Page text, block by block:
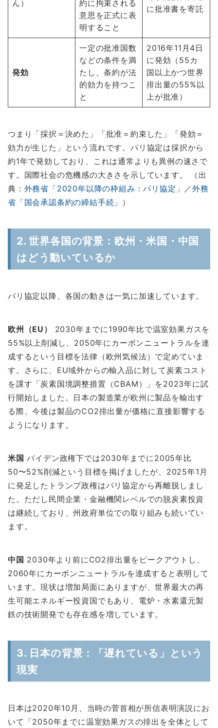
ん）
約に拘束される
意思を正式に表
明すること
に批准書を寄託
発効
一定の批准国数
などの条件を満
たし、条約が法
的効力を持つこ
と
2016年11月4日
に発効（55カ
国以上かつ世界
排出量の55%以
上が批准）
つまり「採択＝決めた」「批准＝約束した」「発効＝
効力が生じた」という流れです。パリ協定は採択から
約1年で発効しており、これは通常よりも異例の速さで
す。国際社会の危機感の大きさを示しています。 （出
典： 外務省「2020年以降の枠組み：パリ協定」 ／外務
省「国会承認条約の締結手続」 ）
2. 世界各国の背景：欧州・米国・中国
はどう動いているか
パリ協定以降、各国の動きは一気に加速しています。
欧州（EU）
2030年までに1990年比で温室効果ガスを
55%以上削減し、2050年にカーボンニュートラルを達
成するという目標を法律（欧州気候法）で定めていま
す。さらに、EU域外からの輸入品に対して炭素コスト
を課す「炭素国境調整措置（CBAM）」を2023年に試
行開始しました。日本の製造業が欧州に製品を輸出す
る際、今後は製品のCO2排出量が価格に直接影響する
ようになります。
米国 バイデン政権下では2030年までに2005年比
50〜52%削減という目標を掲げましたが、2025年1月
に発足したトランプ政権はパリ協定から再離脱しまし
た。ただし民間企業・金融機関レベルでの脱炭素投資
は継続しており、州政府単位での取り組みも続いてい
ます。
中国 2030年より前にCO2排出量をピークアウトし、
2060年にカーボンニュートラルを達成すると表明して
います。現状は増加局面にありますが、世界最大の再
生可能エネルギー投資国でもあり、電炉・水素還元製
鉄の技術開発でも存在感を増しています。
3. 日本の背景：「遅れている」という
現実
日本は2020年10月、当時の菅首相が所信表明演説にお
いて「2050年までに温室効果ガスの排出を全体として